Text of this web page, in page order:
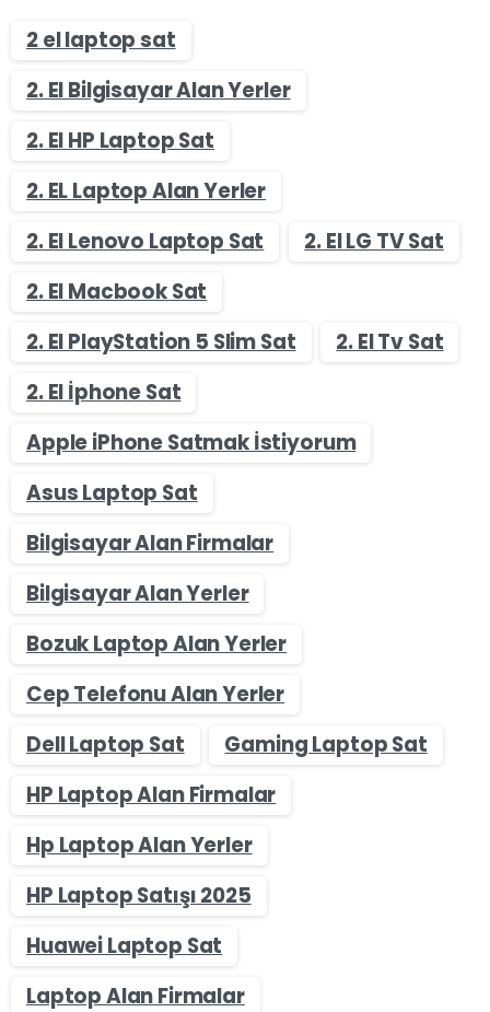
2 el laptop sat
2. El Bilgisayar Alan Yerler
2. El HP Laptop Sat
2. EL Laptop Alan Yerler
2. El Lenovo Laptop Sat
2. El LG TV Sat
2. El Macbook Sat
2. El PlayStation 5 Slim Sat
2. El Tv Sat
2. El İphone Sat
Apple iPhone Satmak İstiyorum
Asus Laptop Sat
Bilgisayar Alan Firmalar
Bilgisayar Alan Yerler
Bozuk Laptop Alan Yerler
Cep Telefonu Alan Yerler
Dell Laptop Sat
Gaming Laptop Sat
HP Laptop Alan Firmalar
Hp Laptop Alan Yerler
HP Laptop Satışı 2025
Huawei Laptop Sat
Laptop Alan Firmalar